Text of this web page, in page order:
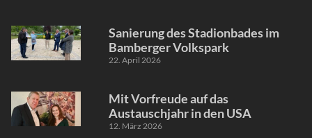
Sanierung des Stadionbades im
Bamberger Volkspark
22. April 2026
Mit Vorfreude auf das
Austauschjahr in den USA
12. März 2026